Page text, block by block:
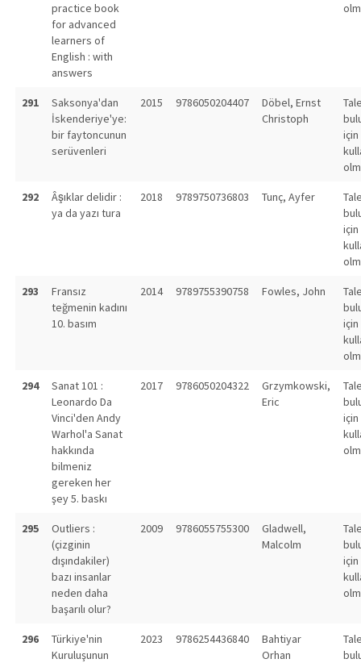
practice book
for advanced
learners of
English : with
answers
291
Saksonya'dan
İskenderiye'ye:
bir faytoncunun
serüvenleri
2015 9786050204407
Döbel, Ernst
Christoph
için
292
Âşıklar delidir :
ya da yazı tura
2018 9789750736803 Tunç, Ayfer
için
293
Fransız
teğmenin kadını
10. basım
2014 9789755390758 Fowles, John
için
294
Sanat 101 :
Leonardo Da
Vinci'den Andy
Warhol'a Sanat
hakkında
bilmeniz
gereken her
şey 5. baskı
2017 9786050204322
Grzymkowski,
Eric
için
295
Outliers :
(çizginin
dışındakiler)
bazı insanlar
neden daha
başarılı olur?
2009 9786055755300
Gladwell,
Malcolm
için
296
Türkiye'nin
Kuruluşunun
2023 9786254436840
Bahtiyar
Orhan